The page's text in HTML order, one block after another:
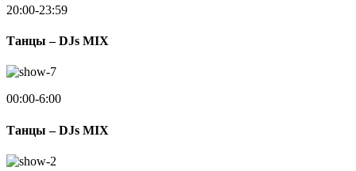
20:00-23:59
Танцы – DJs MIX
00:00-6:00
Танцы – DJs MIX